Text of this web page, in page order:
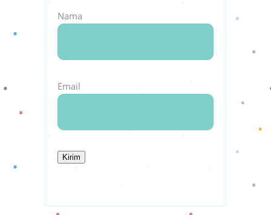
Nama
Email